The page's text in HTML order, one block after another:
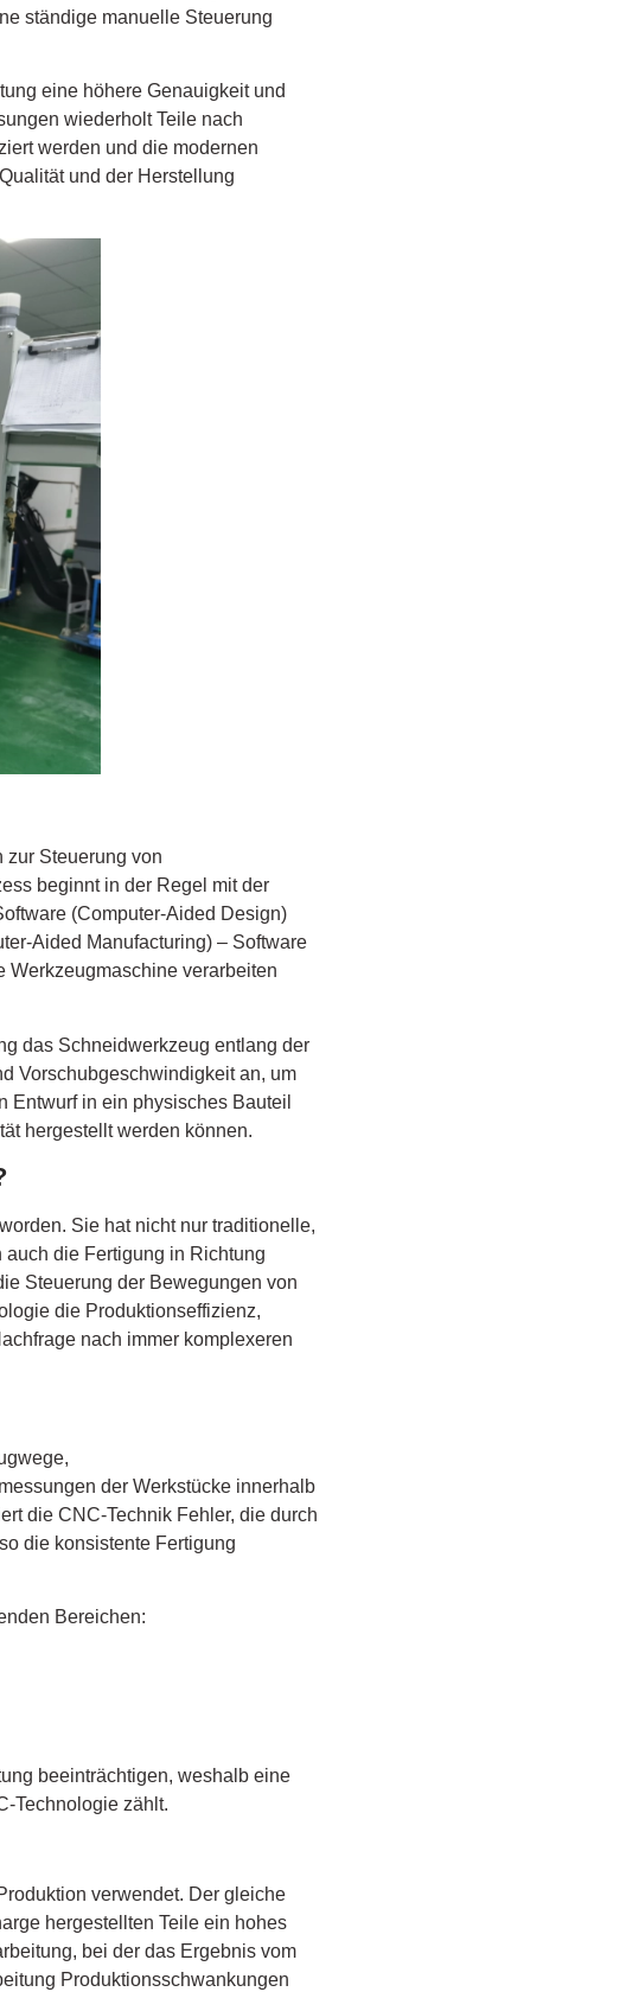
ständige manuelle Steuerung
eine höhere Genauigkeit und
wiederholt Teile nach
werden und die modernen
und der Herstellung
zur Steuerung von
beginnt in der Regel mit der
(Computer-Aided Design)
Aided Manufacturing) – Software
Werkzeugmaschine verarbeiten
das Schneidwerkzeug entlang der
Vorschubgeschwindigkeit an, um
Entwurf in ein physisches Bauteil
hergestellt werden können.
Sie hat nicht nur traditionelle,
die Fertigung in Richtung
Steuerung der Bewegungen von
die Produktionseffizienz,
nach immer komplexeren
der Werkstücke innerhalb
die CNC-Technik Fehler, die durch
die konsistente Fertigung
Bereichen:
beeinträchtigen, weshalb eine
Technologie zählt.
verwendet. Der gleiche
hergestellten Teile ein hohes
bei der das Ergebnis vom
Produktionsschwankungen